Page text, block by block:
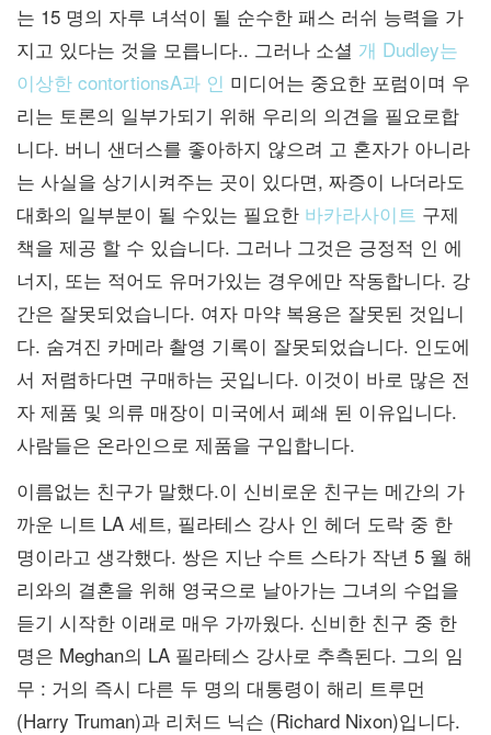
는 15 명의 자루 녀석이 될 순수한 패스 러쉬 능력을 가
지고 있다는 것을 모릅니다.. 그러나 소셜 개 Dudley는
이상한 contortionsA과 인 미디어는 중요한 포럼이며 우
리는 토론의 일부가되기 위해 우리의 의견을 필요로합
니다. 버니 샌더스를 좋아하지 않으려 고 혼자가 아니라
는 사실을 상기시켜주는 곳이 있다면, 짜증이 나더라도
대화의 일부분이 될 수있는 필요한 바카라사이트 구제
책을 제공 할 수 있습니다. 그러나 그것은 긍정적 인 에
너지, 또는 적어도 유머가있는 경우에만 작동합니다. 강
간은 잘못되었습니다. 여자 마약 복용은 잘못된 것입니
다. 숨겨진 카메라 촬영 기록이 잘못되었습니다. 인도에
서 저렴하다면 구매하는 곳입니다. 이것이 바로 많은 전
자 제품 및 의류 매장이 미국에서 폐쇄 된 이유입니다.
사람들은 온라인으로 제품을 구입합니다.
이름없는 친구가 말했다.이 신비로운 친구는 메간의 가
까운 니트 LA 세트, 필라테스 강사 인 헤더 도락 중 한
명이라고 생각했다. 쌍은 지난 수트 스타가 작년 5 월 해
리와의 결혼을 위해 영국으로 날아가는 그녀의 수업을
듣기 시작한 이래로 매우 가까웠다. 신비한 친구 중 한
명은 Meghan의 LA 필라테스 강사로 추측된다. 그의 임
무 : 거의 즉시 다른 두 명의 대통령이 해리 트루먼
(Harry Truman)과 리처드 닉슨 (Richard Nixon)입니다.